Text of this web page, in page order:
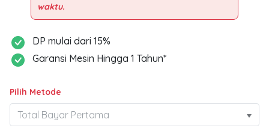
DP mulai dari 15%
Garansi Mesin Hingga 1 Tahun*
Pilih Metode